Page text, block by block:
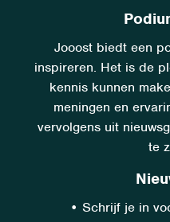
Jooost biedt een
inspireren. Het is de
kennis kunnen
meningen en
vervolgens uit
te
• Schrijf je in